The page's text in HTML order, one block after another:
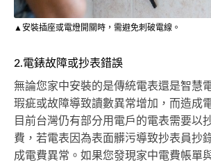
▲安裝插座或電燈開關時，需避免刺破電線。
2.電錶故障或抄表錯誤
無論您家中安裝的是傳統電表還是智慧
瑕疵或故障導致讀數異常增加，而造成
目前台灣仍有部分用電戶的電表需要以
費，若電表因為表面髒污導致抄表員抄
成電費異常。如果您發現家中電費帳單